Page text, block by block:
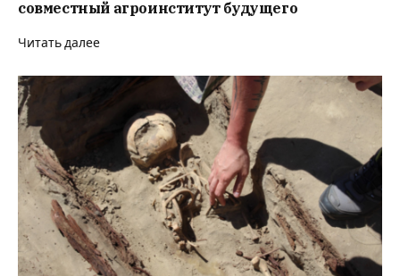
совместный агроинститут будущего
Читать далее